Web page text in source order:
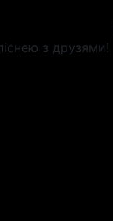
з друзями!